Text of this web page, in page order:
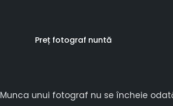
Preț fotograf nuntă
Munca unui fotograf nu se încheie